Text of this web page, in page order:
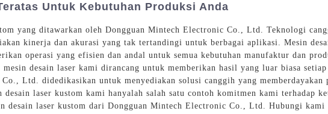
Untuk Kebutuhan Produksi Anda
yang ditawarkan oleh Dongguan Mintech Electronic Co., Ltd. Teknologi
kinerja dan akurasi yang tak tertandingi untuk berbagai aplikasi. Mesin
operasi yang efisien dan andal untuk semua kebutuhan manufaktur dan
desain laser kami dirancang untuk memberikan hasil yang luar biasa
Ltd. didedikasikan untuk menyediakan solusi canggih yang memberdayakan
laser kustom kami hanyalah salah satu contoh komitmen kami terhadap
desain laser kustom dari Dongguan Mintech Electronic Co., Ltd. Hubungi